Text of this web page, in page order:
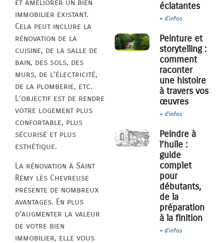
et améliorer un bien
immobilier existant.
Cela peut inclure la
rénovation de la
cuisine, de la salle de
bain, des sols, des
murs, de l’électricité,
de la plomberie, etc.
L’objectif est de rendre
votre logement plus
confortable, plus
sécurisé et plus
esthétique.
La rénovation à Saint
Rémy lès Chevreuse
présente de nombreux
avantages. En plus
d’augmenter la valeur
de votre bien
immobilier, elle vous
éclatantes
+ d'infos
Peinture et
storytelling :
comment
raconter
une histoire
à travers vos
œuvres
+ d'infos
Peindre à
l’huile :
guide
complet
pour
débutants,
de la
préparation
à la finition
+ d'infos